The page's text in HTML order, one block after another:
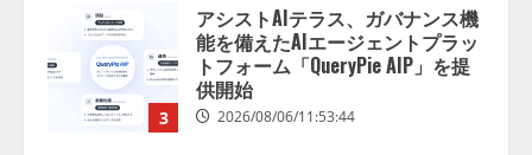
2026/08/06/11:53:44
レアラ、『AIはどの法律事務所を
推薦するのか』について 企業法
務系70事務所×5つのAIで実態調査